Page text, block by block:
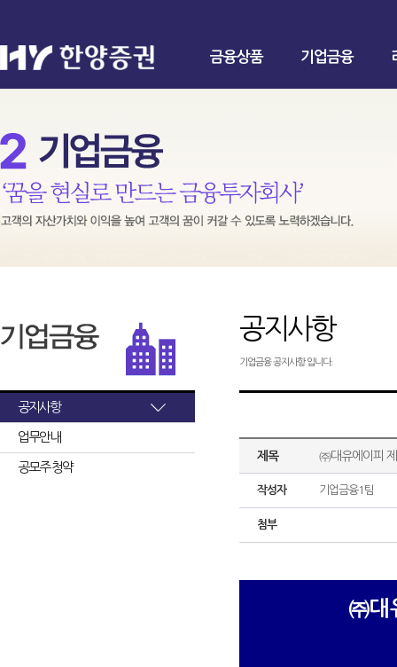
금융상품 기업금융
공지사항
업무안내
공모주 청약
공지사항
기업금융 공지사항 입니다.
제목 ㈜대유에이피
작성자 기업금융1팀
첨부
㈜대